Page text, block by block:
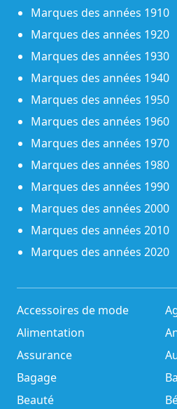
Marques des années 1910
Marques des années 1920
Marques des années 1930
Marques des années 1940
Marques des années 1950
Marques des années 1960
Marques des années 1970
Marques des années 1980
Marques des années 1990
Marques des années 2000
Marques des années 2010
Marques des années 2020
Accessoires de mode
Alimentation
Assurance
Bagage
Beauté